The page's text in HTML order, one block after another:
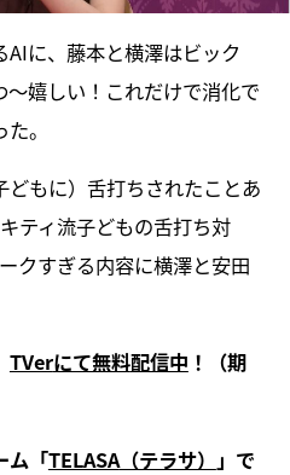
に、藤本と横澤はビック
～嬉しい！これだけで消化で
。
もに）舌打ちされたことあ
ティ流子どもの舌打ち対
クすぎる内容に横澤と安田
TVerにて無料配信中 ！（期
ム「TELASA（テラサ） 」で